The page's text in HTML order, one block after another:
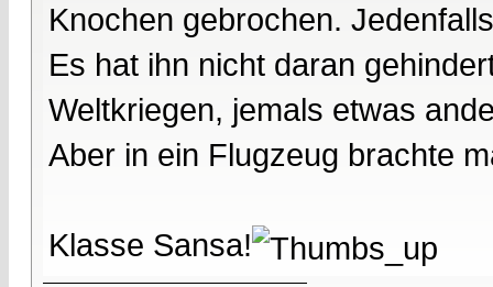
Knochen gebrochen.
Es hat ihn nicht daran
Weltkriegen, jemals etwas
Aber in ein Flugzeug brachte
Klasse Sansa!